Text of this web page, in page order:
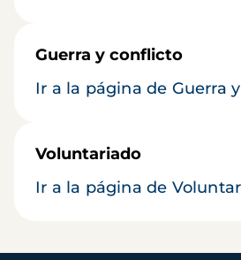
Guerra y conflicto
Ir a la página de Guerra
Voluntariado
Ir a la página de